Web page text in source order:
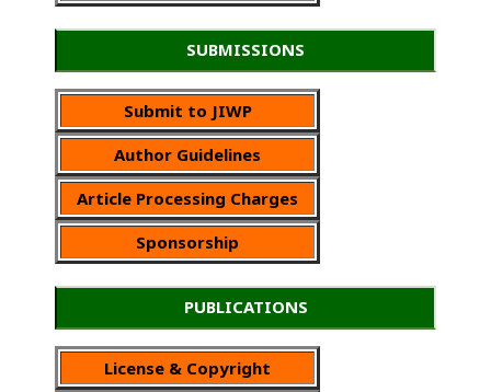
SUBMISSIONS
Submit to JIWP
Author Guidelines
Article Processing Charges
Sponsorship
PUBLICATIONS
License & Copyright